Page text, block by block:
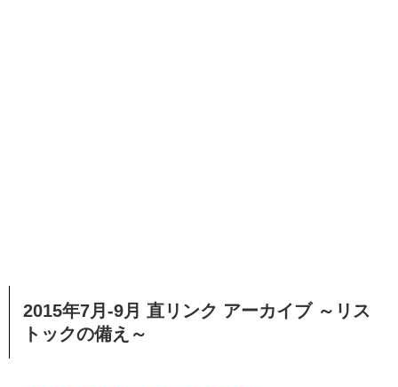
2015年7月‐9月 直リンク アーカイブ ～リス
トックの備え～